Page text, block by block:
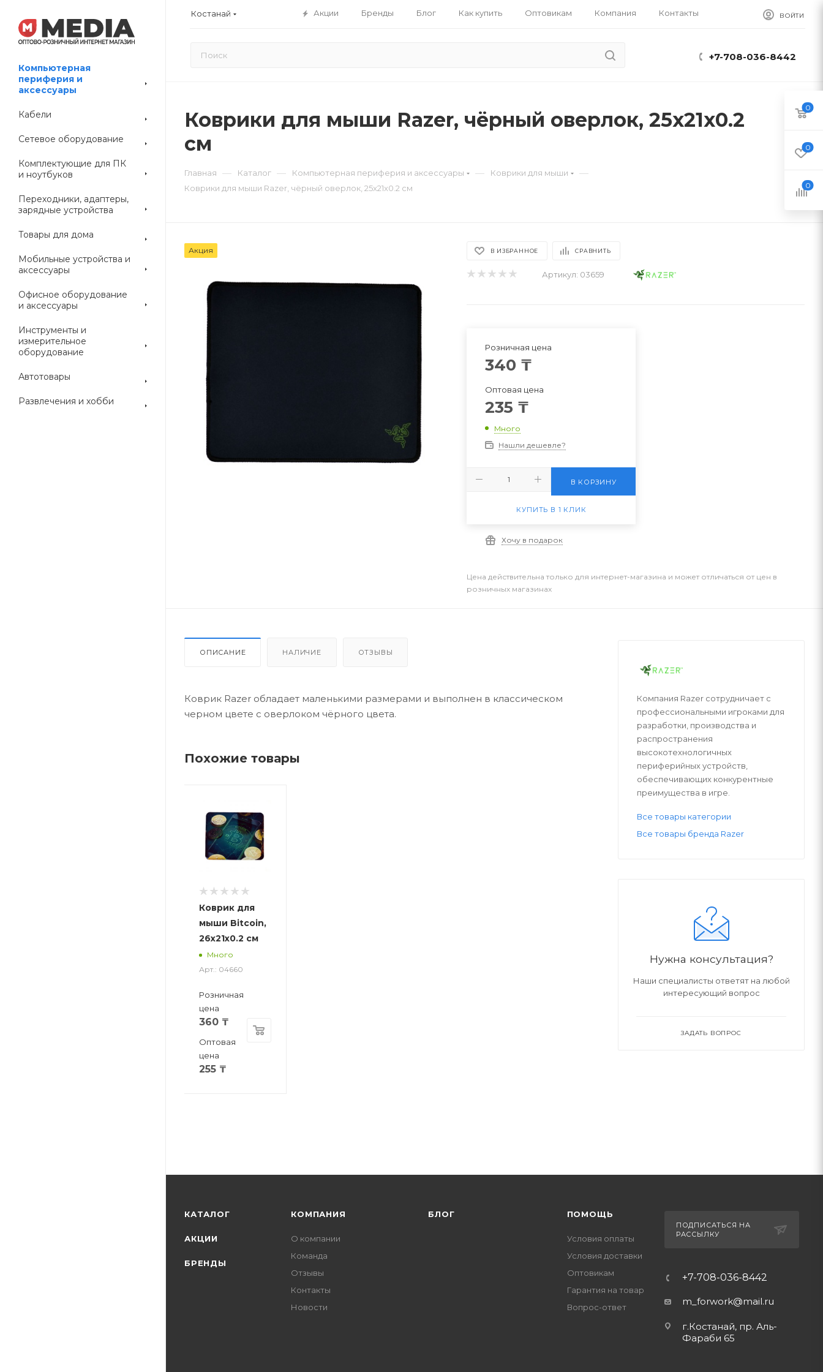
Костанай Акции Бренды Блог Как купить Оптовикам Компания Контакты ВОЙТИ
+7-708-036-8442
Компьютерная
периферия и
аксессуары
Кабели
Сетевое оборудование
Комплектующие для ПК
и ноутбуков
Переходники, адаптеры,
зарядные устройства
Товары для дома
Мобильные устройства и
аксессуары
Офисное оборудование
и аксессуары
Инструменты и
измерительное
оборудование
Автотовары
Развлечения и хобби
Коврики для мыши Razer, чёрный оверлок, 25x21x0.2
см
Главная — Каталог — Компьютерная периферия и аксессуары — Коврики для мыши —
Коврики для мыши Razer, чёрный оверлок, 25x21x0.2 см
Акция В ИЗБРАННОЕ СРАВНИТЬ
Артикул: 03659
Розничная цена
340 ₸
Оптовая цена
235 ₸
Много
Нашли дешевле?
В КОРЗИНУ
КУПИТЬ В 1 КЛИК
Хочу в подарок
Цена действительна только для интернет-магазина и может отличаться от цен в
розничных магазинах
ОПИСАНИЕ НАЛИЧИЕ ОТЗЫВЫ
Коврик Razer обладает маленькими размерами и выполнен в классическом
черном цвете с оверлоком чёрного цвета.
Похожие товары
Коврик для
мыши Bitcoin,
26x21x0.2 см
Много
Арт.: 04660
Розничная
цена
360 ₸
Оптовая
цена
255 ₸
Компания Razer сотрудничает с
профессиональными игроками для
разработки, производства и
распространения
высокотехнологичных
периферийных устройств,
обеспечивающих конкурентные
преимущества в игре.
Все товары категории
Все товары бренда Razer
Нужна консультация?
Наши специалисты ответят на любой
интересующий вопрос
ЗАДАТЬ ВОПРОС
КАТАЛОГ
АКЦИИ
БРЕНДЫ
КОМПАНИЯ
О компании
Команда
Отзывы
Контакты
Новости
БЛОГ ПОМОЩЬ
Условия оплаты
Условия доставки
Оптовикам
Гарантия на товар
Вопрос-ответ
ПОДПИСАТЬСЯ НА
РАССЫЛКУ
+7-708-036-8442
m_forwork@mail.ru
г.Костанай, пр. Аль-
Фараби 65
0
0
0